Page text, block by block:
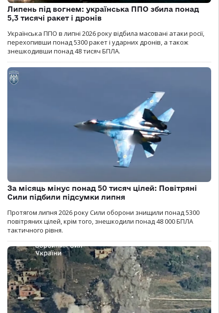
Липень під вогнем: українська ППО збила понад
5,3 тисячі ракет і дронів
Українська ППО в липні 2026 року відбила масовані атаки росії,
перехопивши понад 5300 ракет і ударних дронів, а також
знешкодивши понад 48 тисяч БПЛА.
За місяць мінус понад 50 тисяч цілей: Повітряні
Сили підбили підсумки липня
Протягом липня 2026 року Cили оборони знищили понад 5300
повітряних цілей, крім того, знешкодили понад 48 000 БПЛА
тактичного рівня.